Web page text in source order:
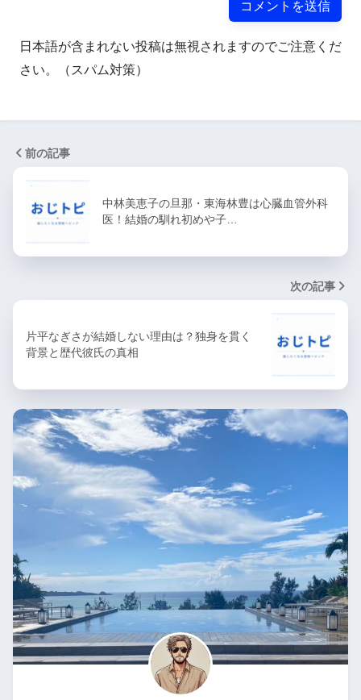
日本語が含まれない投稿は無視されますのでご注意くだ
さい。（スパム対策）
前の記事
中林美恵子の旦那・東海林豊は心臓血管外科
医！結婚の馴れ初めや子…
次の記事
片平なぎさが結婚しない理由は？独身を貫く
背景と歴代彼氏の真相